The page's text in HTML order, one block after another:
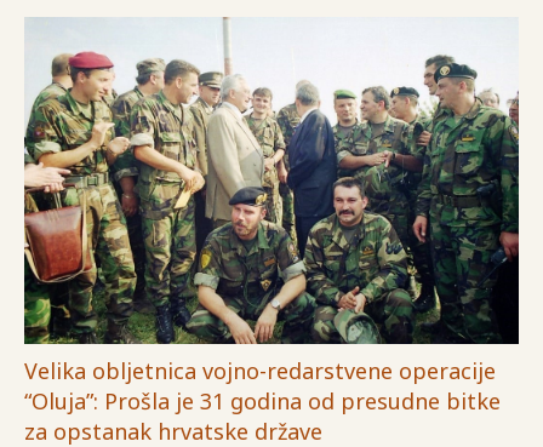
Velika obljetnica vojno-redarstvene operacije
“Oluja”: Prošla je 31 godina od presudne bitke
za opstanak hrvatske države